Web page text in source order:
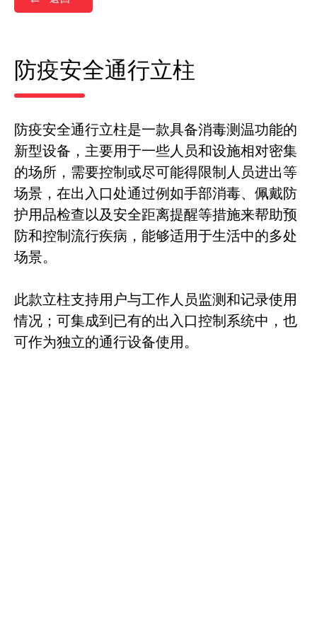
防疫安全通行立柱
防疫安全通行立柱是一款具备消毒测温功能的
新型设备，主要用于一些人员和设施相对密集
的场所，需要控制或尽可能得限制人员进出等
场景，在出入口处通过例如手部消毒、佩戴防
护用品检查以及安全距离提醒等措施来帮助预
防和控制流行疾病，能够适用于生活中的多处
场景。
此款立柱支持用户与工作人员监测和记录使用
情况；可集成到已有的出入口控制系统中，也
可作为独立的通行设备使用。